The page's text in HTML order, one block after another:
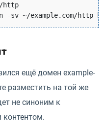
http
ещё домен example-
разместить на той же
не синоним к
контентом.